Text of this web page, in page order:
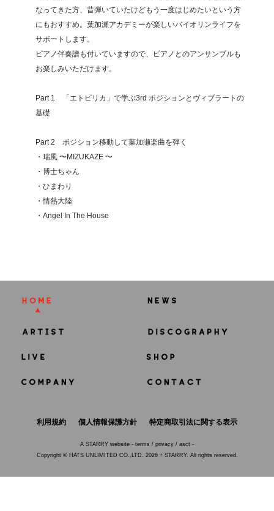
なってきた方、昔弾いていたけどもう一度はじめたいという方
にもおすすめ。葉加瀬アカデミーが楽しいバイオリンライフを
サポートします。
ピアノ伴奏譜も付いていますので、ピアノとのアンサンブルも
お楽しみいただけます。
Part 1 「エトピリカ」で学ぶ3rd ポジションとヴィブラートの
基礎
Part 2 ポジション移動して葉加瀬楽曲を弾く
・瑞⾵ 〜MIZUKAZE 〜
・博士ちゃん
・ひまわり
・情熱大陸
・Angel In The House
利用規約 個人情報保護方針 特定商取引法に関する表示
A STARRY website - terms / privacy / asct -
Copyright © HATS UNLIMITED CO.,LTD. 2026 + STARRY. All rights reserved.